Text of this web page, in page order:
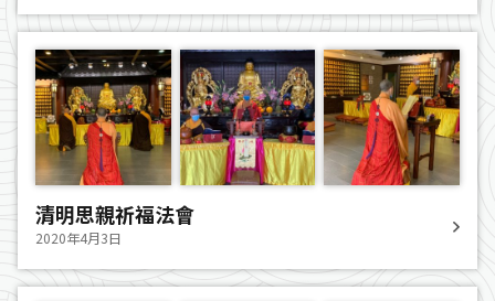
清明思親祈福法會
2020年4月3日